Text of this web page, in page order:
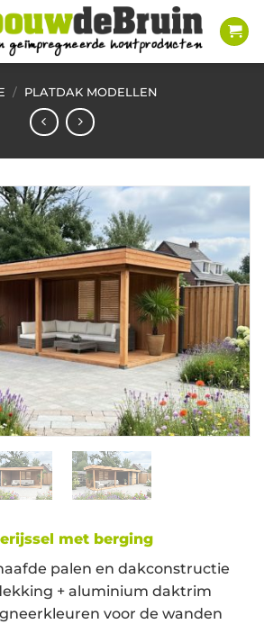
/ PLATDAK MODELLEN
met berging
palen en dakconstructie
+ aluminium daktrim
voor de wanden